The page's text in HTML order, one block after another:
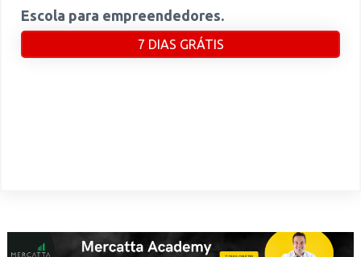
Escola para empreendedores.
7 DIAS GRÁTIS